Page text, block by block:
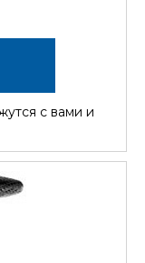
с вами и